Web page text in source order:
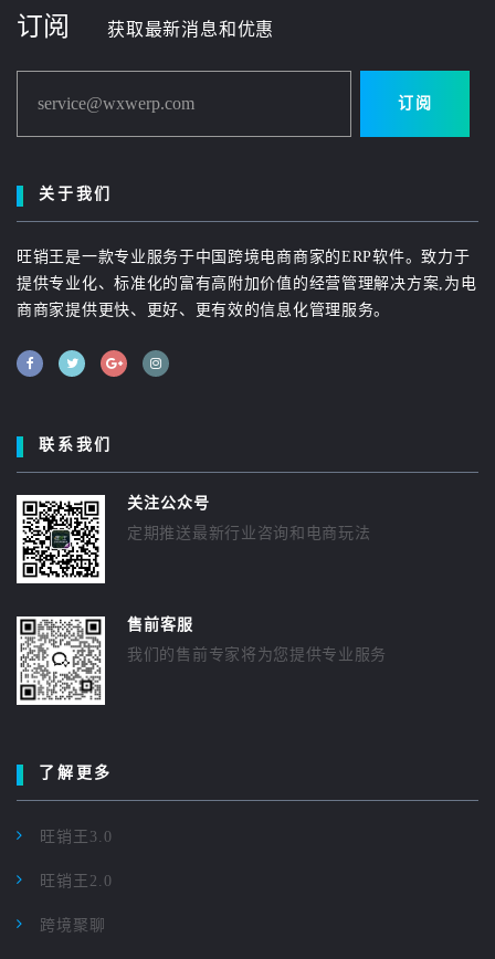
订阅 获取最新消息和优惠
service@wxwerp.com 订阅
关于我们
旺销王是一款专业服务于中国跨境电商商家的ERP软件。致力于
提供专业化、标准化的富有高附加价值的经营管理解决方案,为电
商商家提供更快、更好、更有效的信息化管理服务。
联系我们
关注公众号
定期推送最新行业咨询和电商玩法
售前客服
我们的售前专家将为您提供专业服务
了解更多
旺销王3.0
旺销王2.0
跨境聚聊